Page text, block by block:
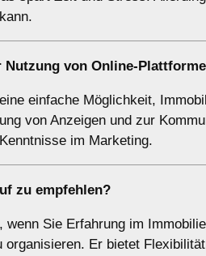
Nutzung von Online-
einfache Möglichkeit,
von Anzeigen und zur
im Marketing.
zu empfehlen?
Sie Erfahrung im
Er bietet